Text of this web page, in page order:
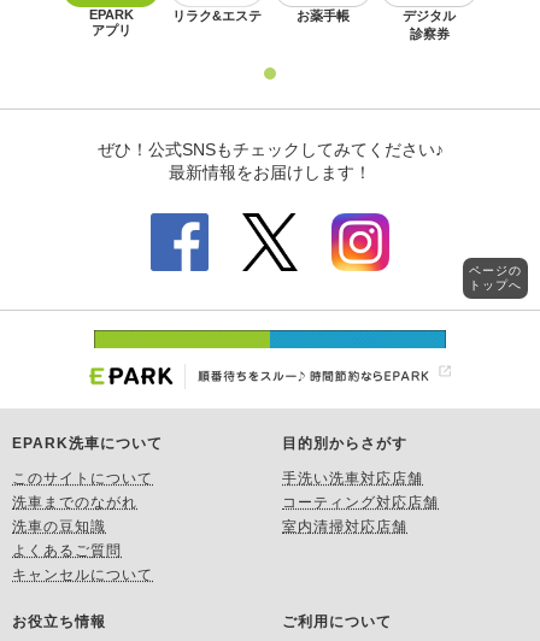
EPARK洗車について
このサイトについて
洗車までのながれ
洗車の豆知識
よくあるご質問
キャンセルについて
目的別からさがす
手洗い洗車対応店舗
コーティング対応店舗
室内清掃対応店舗
お役立ち情報 ご利用について
ページの
トップへ